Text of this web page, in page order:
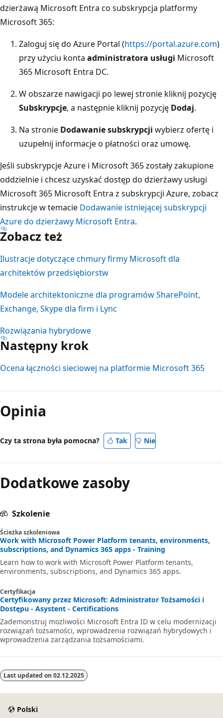
dzierżawą Microsoft Entra co subskrypcja platformy
Microsoft 365:
Zaloguj się do Azure Portal (https://portal.azure.com)
przy użyciu konta administratora usługi Microsoft
365 Microsoft Entra DC.
W obszarze nawigacji po lewej stronie kliknij pozycję
Subskrypcje, a następnie kliknij pozycję Dodaj.
Na stronie Dodawanie subskrypcji wybierz ofertę i
uzupełnij informacje o płatności oraz umowę.
Jeśli subskrypcje Azure i Microsoft 365 zostały zakupione
oddzielnie i chcesz uzyskać dostęp do dzierżawy usługi
Microsoft 365 Microsoft Entra z subskrypcji Azure, zobacz
instrukcje w temacie Dodawanie istniejącej subskrypcji
Azure do dzierżawy Microsoft Entra.
Zobacz też
Ilustracje dotyczące chmury firmy Microsoft dla
architektów przedsiębiorstw
Modele architektoniczne dla programów SharePoint,
Exchange, Skype dla firm i Lync
Rozwiązania hybrydowe
Następny krok
Ocena łączności sieciowej na platformie Microsoft 365
Opinia
Czy ta strona była pomocna? Tak Nie
Dodatkowe zasoby
Szkolenie
Ścieżka szkoleniowa
Work with Microsoft Power Platform tenants, environments,
subscriptions, and Dynamics 365 apps - Training
Learn how to work with Microsoft Power Platform tenants,
environments, subscriptions, and Dynamics 365 apps.
Certyfikacja
Certyfikowany przez Microsoft: Administrator Tożsamości i
Dostępu - Asystent - Certifications
Zademonstruj możliwości Microsoft Entra ID w celu modernizacji
rozwiązań tożsamości, wprowadzenia rozwiązań hybrydowych i
wprowadzenia zarządzania tożsamościami.
Last updated on 02.12.2025
Polski